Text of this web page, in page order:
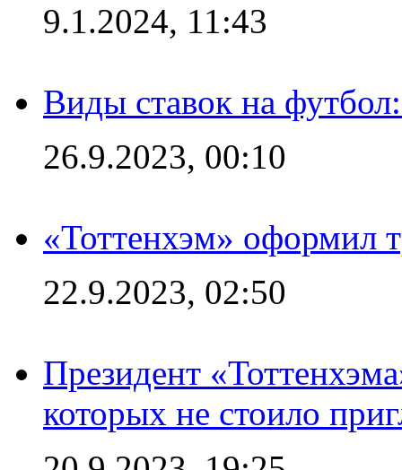
9.1.2024, 11:43
Виды ставок на
26.9.2023, 00:10
«Тоттенхэм» оформил
22.9.2023, 02:50
Президент
которых не стоило